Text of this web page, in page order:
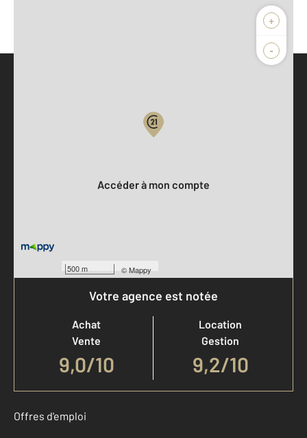
+
-
500 m ©Mappy
Accéder à mon compte
Votre agence est notée
Achat
Vente
9,0/10
Location
Gestion
9,2/10
Offres d'emploi